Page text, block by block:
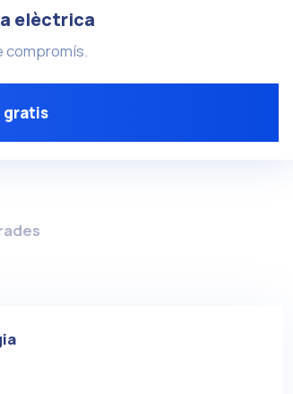
elèctrica
compromís.
gratis